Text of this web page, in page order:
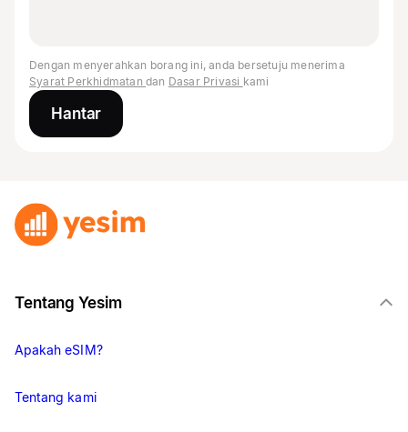
Dengan menyerahkan borang ini, anda bersetuju menerima
Syarat Perkhidmatan dan Dasar Privasi kami
Hantar
Tentang Yesim
Apakah eSIM?
Tentang kami